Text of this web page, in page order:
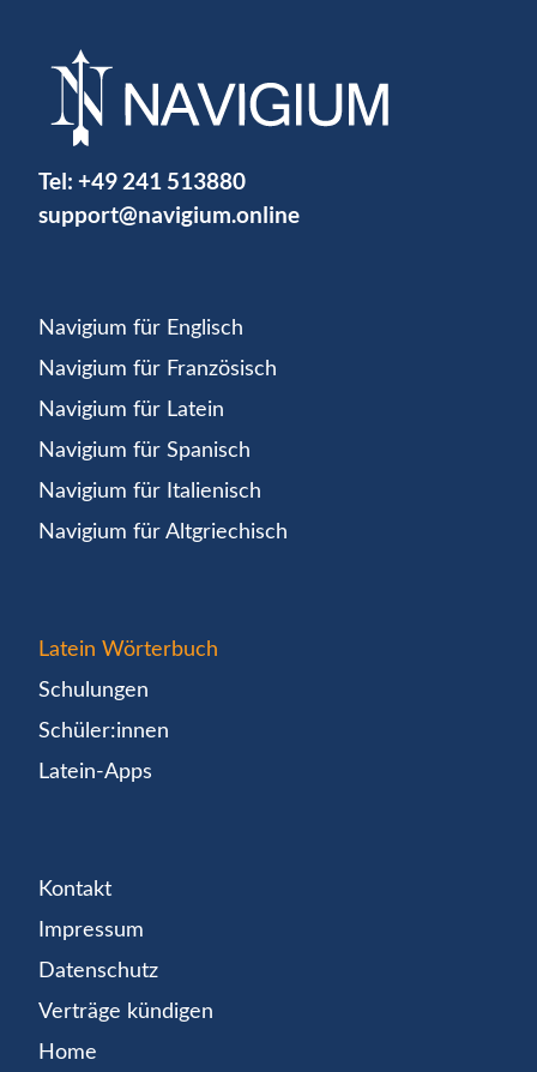
Tel: +49 241 513880
support@navigium.online
Navigium für Englisch
Navigium für Französisch
Navigium für Latein
Navigium für Spanisch
Navigium für Italienisch
Navigium für Altgriechisch
Latein Wörterbuch
Schulungen
Schüler:innen
Latein-Apps
Kontakt
Impressum
Datenschutz
Verträge kündigen
Home